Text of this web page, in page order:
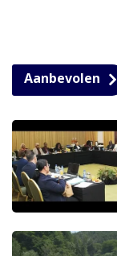
Aanbevolen